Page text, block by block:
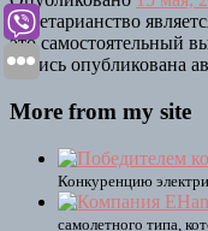
Вегетарианство
это самостоятельный
Запись опубликована
More from my site
Конкуренцию
самолетного типа,